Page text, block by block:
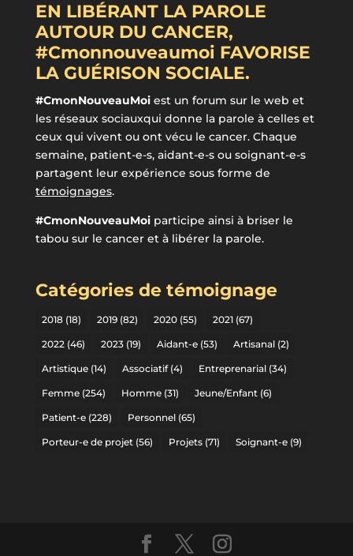
EN LIBÉRANT LA PAROLE
AUTOUR DU CANCER,
#Cmonnouveaumoi FAVORISE
LA GUÉRISON SOCIALE.
#CmonNouveauMoiest un forum sur le web et
les réseaux sociauxqui donne la parole à celles et
ceux qui vivent ou ont vécu le cancer. Chaque
semaine, patient-e-s, aidant-e-s ou soignant-e-s
partagent leur expérience sous forme de
témoignages.
#CmonNouveauMoiparticipe ainsi à briser le
tabou sur le cancer et à libérer la parole.
Catégories de témoignage
2018(18) 2019(82) 2020(55) 2021(67)
2022(46) 2023(19) Aidant-e(53) Artisanal(2)
Artistique(14) Associatif(4) Entreprenarial(34)
Femme(254) Homme(31) Jeune/Enfant(6)
Patient-e(228) Personnel(65)
Porteur-e de projet(56) Projets(71) Soignant-e(9)